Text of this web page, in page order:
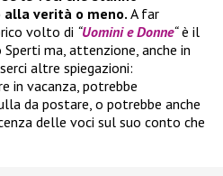
alla verità o meno. A far
volto di “Uomini e Donne“è il
ma, attenzione, anche in
altre spiegazioni:
in vacanza, potrebbe
da postare, o potrebbe anche
delle voci sul suo conto che